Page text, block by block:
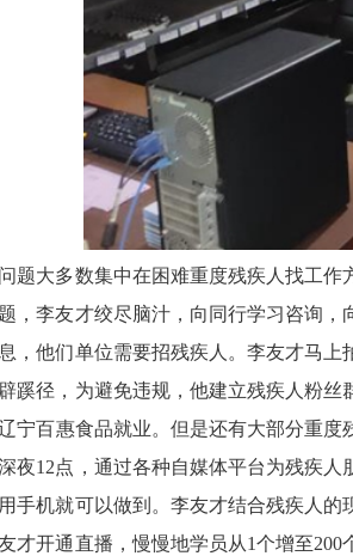
题大多数集中在困难重度残疾人找工
，李友才绞尽脑汁，向同行学习咨询
，他们单位需要招残疾人。李友才马
蹊径，为避免违规，他建立残疾人粉
宁百惠食品就业。但是还有大部分重
夜12点，通过各种自媒体平台为残疾
手机就可以做到。李友才结合残疾人
才开通直播，慢慢地学员从1个增至200